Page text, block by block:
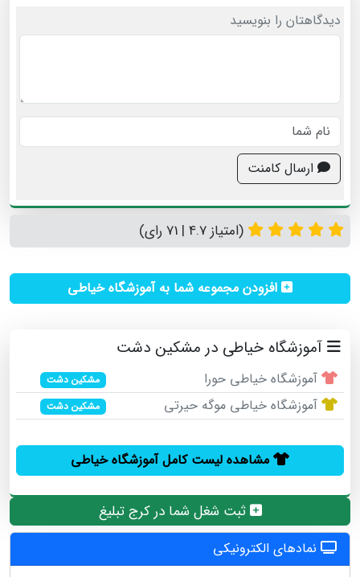
دیدگاهتان را بنویسید
ارسال کامنت
(امتیاز 4.7 | 71 رای)
افزودن مجموعه شما به آموزشگاه خیاطی
آموزشگاه خیاطی در مشکین دشت
آموزشگاه خیاطی حورا مشکین دشت
آموزشگاه خیاطی موگه حیرتی مشکین دشت
مشاهده لیست کامل آموزشگاه خیاطی
ثبت شغل شما در کرج تبلیغ
نمادهای الکترونیکی